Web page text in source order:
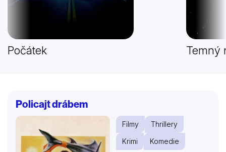
Počátek Temný
Policajt drábem
Filmy
Thrillery
Krimi
Komedie